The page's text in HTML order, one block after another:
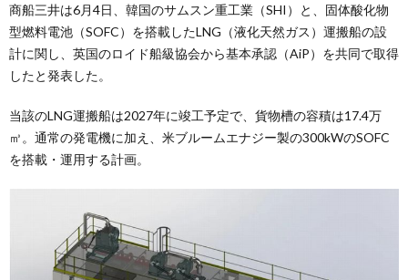
商船三井は6月4日、韓国のサムスン重工業（SHI）と、固体酸化物
型燃料電池（SOFC）を搭載したLNG（液化天然ガス）運搬船の設
計に関し、英国のロイド船級協会から基本承認（AiP）を共同で取得
したと発表した。
当該のLNG運搬船は2027年に竣工予定で、貨物槽の容積は17.4万
㎥。通常の発電機に加え、米ブルームエナジー製の300kWのSOFC
を搭載・運用する計画。